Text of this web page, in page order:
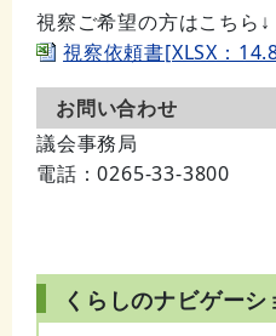
視察ご希望の方はこちら↓
視察依頼書[XLSX：
お問い合わせ
議会事務局
電話 ：0265-33-3800
くらしのナビゲーシ